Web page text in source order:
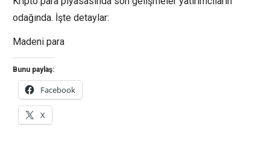
odağında. İşte detaylar:
Madeni para
Bunu paylaş:
Facebook
X